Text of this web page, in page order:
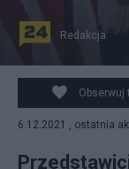
Joe Biden. Fot.
Redakcja
Obserwuj
6.12.2021 , ostatnia